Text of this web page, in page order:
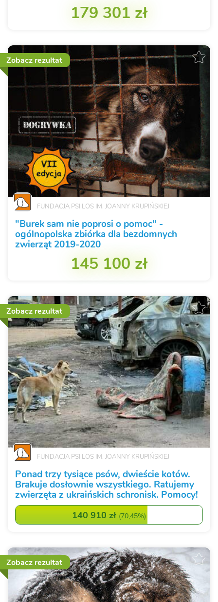
179 301 zł
Zobacz rezultat
FUNDACJA PSI LOS IM. JOANNY KRUPIŃSKIEJ
"Burek sam nie poprosi o pomoc" -
ogólnopolska zbiórka dla bezdomnych
zwierząt 2019-2020
145 100 zł
Zobacz rezultat
FUNDACJA PSI LOS IM. JOANNY KRUPIŃSKIEJ
Ponad trzy tysiące psów, dwieście kotów.
Brakuje dosłownie wszystkiego. Ratujemy
zwierzęta z ukraińskich schronisk. Pomocy!
140 910 zł (70,45%)
Zobacz rezultat